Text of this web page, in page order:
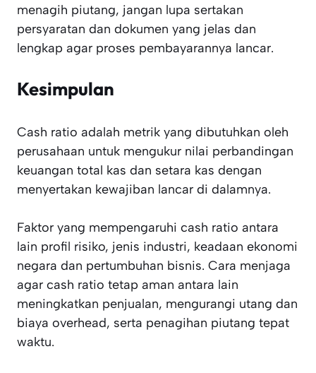
menagih piutang, jangan lupa sertakan
persyaratan dan dokumen yang jelas dan
lengkap agar proses pembayarannya lancar.
Kesimpulan
Cash ratio adalah metrik yang dibutuhkan oleh
perusahaan untuk mengukur nilai perbandingan
keuangan total kas dan setara kas dengan
menyertakan kewajiban lancar di dalamnya.
Faktor yang mempengaruhi cash ratio antara
lain profil risiko, jenis industri, keadaan ekonomi
negara dan pertumbuhan bisnis. Cara menjaga
agar cash ratio tetap aman antara lain
meningkatkan penjualan, mengurangi utang dan
biaya overhead, serta penagihan piutang tepat
waktu.